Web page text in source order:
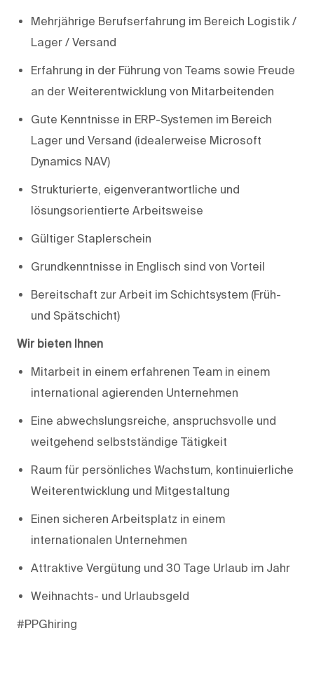
Mehrjährige Berufserfahrung im Bereich Logistik /
Lager / Versand
Erfahrung in der Führung von Teams sowie Freude
an der Weiterentwicklung von Mitarbeitenden
Gute Kenntnisse in ERP-Systemen im Bereich
Lager und Versand (idealerweise Microsoft
Dynamics NAV)
Strukturierte, eigenverantwortliche und
lösungsorientierte Arbeitsweise
Gültiger Staplerschein
Grundkenntnisse in Englisch sind von Vorteil
Bereitschaft zur Arbeit im Schichtsystem (Früh-
und Spätschicht)
Wir bieten Ihnen
Mitarbeit in einem erfahrenen Team in einem
international agierenden Unternehmen
Eine abwechslungsreiche, anspruchsvolle und
weitgehend selbstständige Tätigkeit
Raum für persönliches Wachstum, kontinuierliche
Weiterentwicklung und Mitgestaltung
Einen sicheren Arbeitsplatz in einem
internationalen Unternehmen
Attraktive Vergütung und 30 Tage Urlaub im Jahr
Weihnachts- und Urlaubsgeld
#PPGhiring